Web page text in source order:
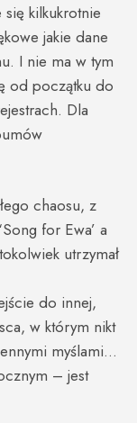
się kilkukrotnie
jakie dane
I nie ma w tym
od początku do
Dla
chaosu, z
for Ewa’ a
utrzymał
do innej,
w którym nikt
myślami…
– jest